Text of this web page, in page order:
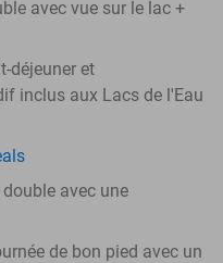
avec vue sur le lac +
déjeuner et
inclus aux Lacs de l'Eau
avec une
de bon pied avec un